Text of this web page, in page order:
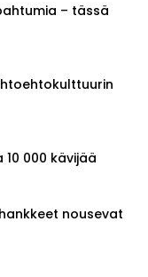
– tässä
10 000 kävijää
nousevat